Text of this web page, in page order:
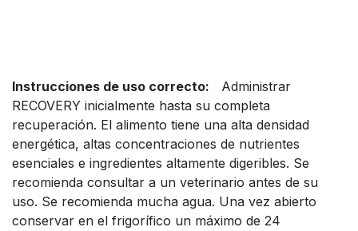
Instrucciones de uso correcto:
Administrar
RECOVERY inicialmente hasta su completa
recuperación. El alimento tiene una alta densidad
energética, altas concentraciones de nutrientes
esenciales e ingredientes altamente digeribles. Se
recomienda consultar a un veterinario antes de su
uso. Se recomienda mucha agua. Una vez abierto
conservar en el frigorífico un máximo de 24